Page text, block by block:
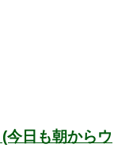
今日も朝からウ